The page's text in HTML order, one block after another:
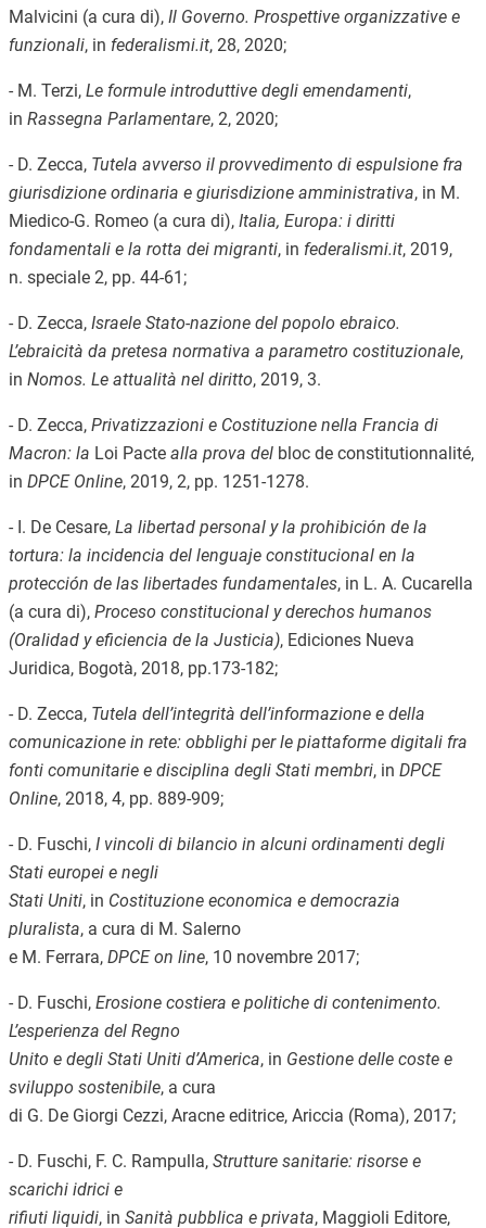
Malvicini (a cura di), Il Governo. Prospettive organizzative e
funzionali, in federalismi.it, 28, 2020;
- M. Terzi, Le formule introduttive degli emendamenti,
in Rassegna Parlamentare, 2, 2020;
- D. Zecca, Tutela avverso il provvedimento di espulsione fra
giurisdizione ordinaria e giurisdizione amministrativa, in M.
Miedico-G. Romeo (a cura di), Italia, Europa: i diritti
fondamentali e la rotta dei migranti, in federalismi.it, 2019,
n. speciale 2, pp. 44-61;
- D. Zecca, Israele Stato-nazione del popolo ebraico.
L’ebraicità da pretesa normativa a parametro costituzionale,
in Nomos. Le attualità nel diritto, 2019, 3.
- D. Zecca, Privatizzazioni e Costituzione nella Francia di
Macron: la Loi Pactealla prova del bloc de constitutionnalité,
in DPCE Online, 2019, 2, pp. 1251-1278.
- I. De Cesare, La libertad personal y la prohibición de la
tortura: la incidencia del lenguaje constitucional en la
protección de las libertades fundamentales, in L. A. Cucarella
(a cura di), Proceso constitucional y derechos humanos
(Oralidad y eficiencia de la Justicia), Ediciones Nueva
Juridica, Bogotà, 2018, pp.173-182;
- D. Zecca, Tutela dell’integrità dell’informazione e della
comunicazione in rete: obblighi per le piattaforme digitali fra
fonti comunitarie e disciplina degli Stati membri, in DPCE
Online, 2018, 4, pp. 889-909;
- D. Fuschi, I vincoli di bilancio in alcuni ordinamenti degli
Stati europei e negli
Stati Uniti, in Costituzione economica e democrazia
pluralista, a cura di M. Salerno
e M. Ferrara, DPCE on line, 10 novembre 2017;
- D. Fuschi, Erosione costiera e politiche di contenimento.
L’esperienza del Regno
Unito e degli Stati Uniti d’America, in Gestione delle coste e
sviluppo sostenibile, a cura
di G. De Giorgi Cezzi, Aracne editrice, Ariccia (Roma), 2017;
- D. Fuschi, F. C. Rampulla, Strutture sanitarie: risorse e
scarichi idrici e
rifiuti liquidi, in Sanità pubblica e privata, Maggioli Editore,